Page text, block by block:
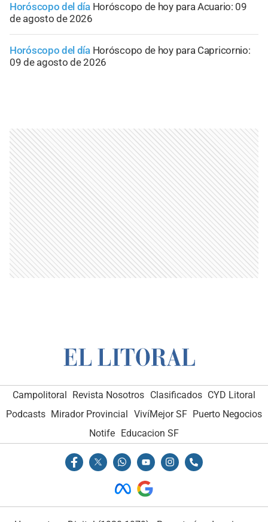
Horóscopo del día Horóscopo de hoy para Acuario: 09
de agosto de 2026
Horóscopo del día Horóscopo de hoy para Capricornio:
09 de agosto de 2026
Campolitoral Revista Nosotros Clasificados CYD Litoral
Podcasts Mirador Provincial VivíMejor SF Puerto Negocios
Notife Educacion SF